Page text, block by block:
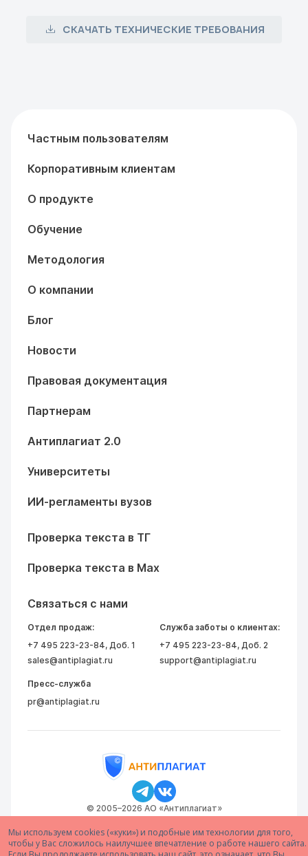
Мы используем cookies («куки») и подобные им технологии для того,
чтобы у Вас сложилось наилучшее впечатление о работе нашего сайта.
СКАЧАТЬ ТЕХНИЧЕСКИЕ ТРЕБОВАНИЯ
Частным пользователям
Корпоративным клиентам
О продукте
Обучение
Методология
О компании
Блог
Новости
Правовая документация
Партнерам
Антиплагиат 2.0
Университеты
ИИ-регламенты вузов
Проверка текста в ТГ
Проверка текста в Max
Связаться с нами
Отдел продаж:
+7 495 223-23-84, Доб. 1
sales@antiplagiat.ru
Служба заботы о клиентах:
+7 495 223-23-84, Доб. 2
support@antiplagiat.ru
Пресс-служба
pr@antiplagiat.ru
© 2005–2026 АО «Антиплагиат»